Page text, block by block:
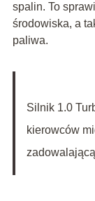
spalin. To
środowiska, a
paliwa.
Silnik 1.0
kierowców